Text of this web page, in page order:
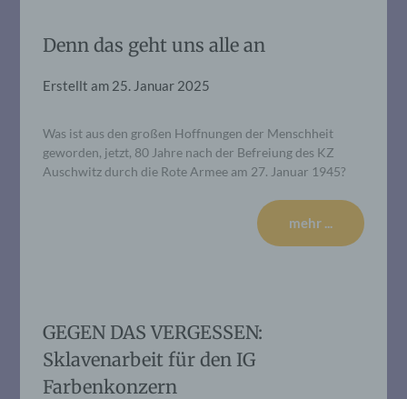
Denn das geht uns alle an
Erstellt am 25. Januar 2025
Was ist aus den großen Hoffnungen der Menschheit
geworden, jetzt, 80 Jahre nach der Befreiung des KZ
Auschwitz durch die Rote Armee am 27. Januar 1945?
mehr ...
GEGEN DAS VERGESSEN:
Sklavenarbeit für den IG
Farbenkonzern